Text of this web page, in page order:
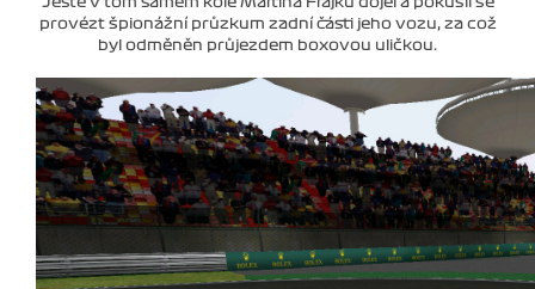
Ještě v tom samém kole Martina Frajku dojel a pokusil se
provézt špionážní průzkum zadní části jeho vozu, za což
byl odměněn průjezdem boxovou uličkou.